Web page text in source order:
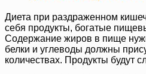
Диета при раздраженном
себя продукты, богатые
Содержание жиров в пище
белки и углеводы должны
количествах. Продукты будут